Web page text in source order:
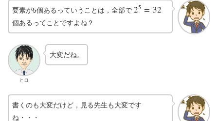
要素が5個あるっていうことは，全部で 25 = 32
25 =32
個あるってことですよね？
ヒロ
大変だね。
書くのも大変だけど，見る先生も大変です
ね・・・